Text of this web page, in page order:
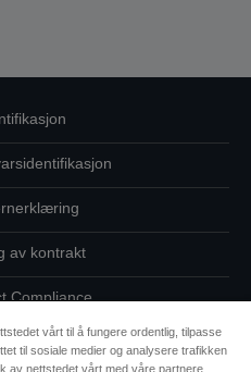
av kontrakt
Compliance
personopplysningene dine
vårt til å fungere ordentlig, tilpasse
til sosiale medier og analysere trafikken
av nettstedet vårt med våre partnere